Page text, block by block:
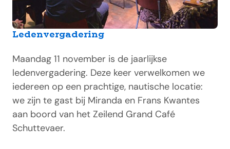
Ledenvergadering
Maandag 11 november is de jaarlijkse
ledenvergadering. Deze keer verwelkomen we
iedereen op een prachtige, nautische locatie:
we zijn te gast bij Miranda en Frans Kwantes
aan boord van het Zeilend Grand Café
Schuttevaer.